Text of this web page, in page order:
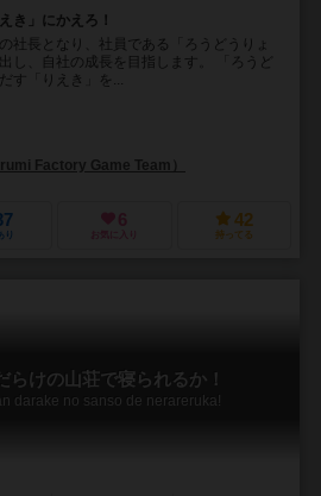
き」にかえろ！
社長となり、社員である「ろうどうりょ
し、自社の成長を目指します。 「ろうど
す「りえき」を...
Factory Game Team）
6
お気に入り
42
持ってる
らけの山荘で寝られるか！
darake no sanso de nerareruka!